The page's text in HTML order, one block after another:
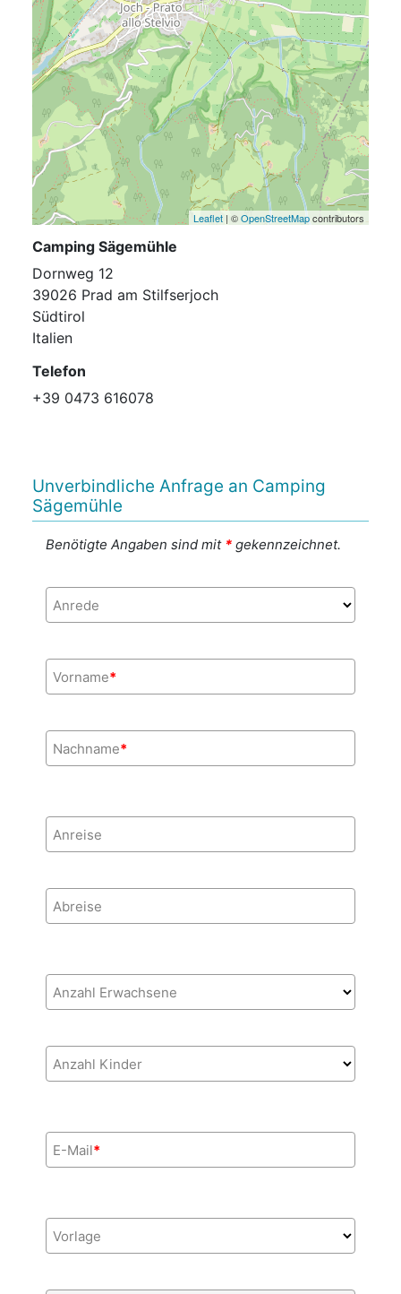
Leaflet | ©OpenStreetMapcontributors
Camping Sägemühle
Dornweg 12
39026 Prad am Stilfserjoch
Südtirol
Italien
Telefon
+39 0473 616078
Unverbindliche Anfrage an Camping
Sägemühle
Benötigte Angaben sind mit *gekennzeichnet.
Anrede
Vorname*
Nachname*
Anreise
Abreise
Anzahl Erwachsene
Anzahl Kinder
E-Mail*
Vorlage